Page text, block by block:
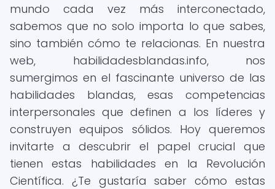
mundo cada vez más interconectado,
sabemos que no solo importa lo que sabes,
sino también cómo te relacionas. En nuestra
web, habilidadesblandas.info, nos
sumergimos en el fascinante universo de las
habilidades blandas, esas competencias
interpersonales que definen a los líderes y
construyen equipos sólidos. Hoy queremos
invitarte a descubrir el papel crucial que
tienen estas habilidades en la Revolución
Científica. ¿Te gustaría saber cómo estas